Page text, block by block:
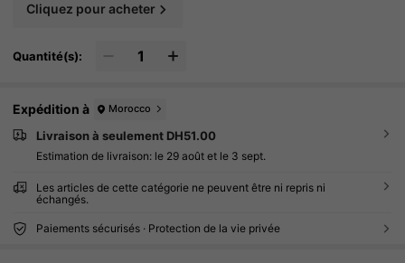
Cliquez pour acheter
Quantité(s):
Expédition à Morocco
Livraison à seulement DH51.00
Estimation de livraison: le 29 août et le 3 sept.
Les articles de cette catégorie ne peuvent être ni repris ni
échangés.
Paiements sécurisés · Protection de la vie privée